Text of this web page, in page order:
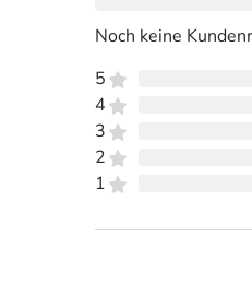
Noch keine
5
4
3
2
1